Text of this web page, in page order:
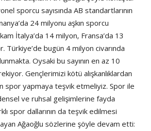
sporcu sayısında AB standartlarının
24 milyonu aşkın sporcu
İtalya’da 14 milyon, Fransa’da 13
Türkiye’de bugün 4 milyon civarında
Oysaki bu sayının en az 10
Gençlerimizi kötü alışkanlıklardan
spor yapmaya teşvik etmeliyiz. Spor ile
ve ruhsal gelişimlerine fayda
spor dallarının da teşvik edilmesi
Ağaoğlu sözlerine şöyle devam etti: